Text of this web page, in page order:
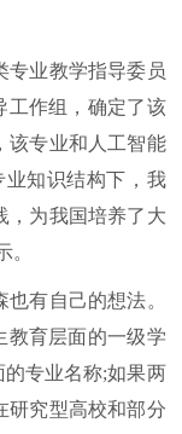
业教学指导委员
工作组，确定了该
该专业和人工智能
业知识结构下，我
，为我国培养了大
。
有自己的想法。
教育层面的一级学
专业名称;如果两
研究型高校和部分